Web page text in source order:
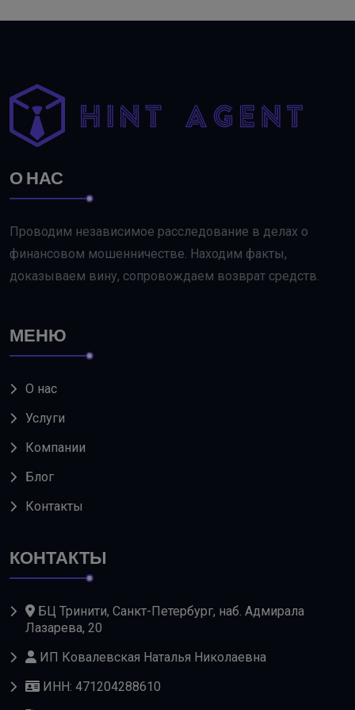
О НАС
Проводим независимое расследование в делах о
финансовом мошенничестве. Находим факты,
доказываем вину, сопровождаем возврат средств.
МЕНЮ
О нас
Услуги
Компании
Блог
Контакты
КОНТАКТЫ
БЦ Тринити, Санкт-Петербург, наб. Адмирала
Лазарева, 20
ИП Ковалевская Наталья Николаевна
ИНН: 471204288610